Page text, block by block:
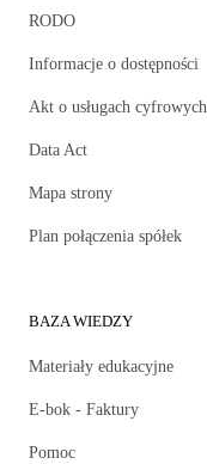
RODO
Informacje o dostępności
Akt o usługach cyfrowych
Data Act
Mapa strony
Plan połączenia spółek
BAZA WIEDZY
Materiały edukacyjne
E-bok - Faktury
Pomoc